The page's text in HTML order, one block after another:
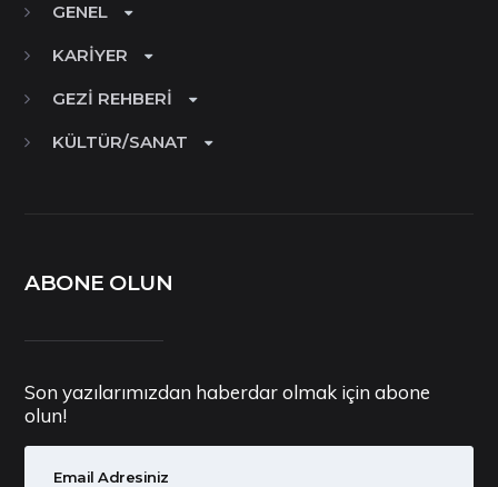
GENEL
KARIYER
GEZI REHBERI
KÜLTÜR/SANAT
ABONE OLUN
Son yazılarımızdan haberdar olmak için abone
olun!